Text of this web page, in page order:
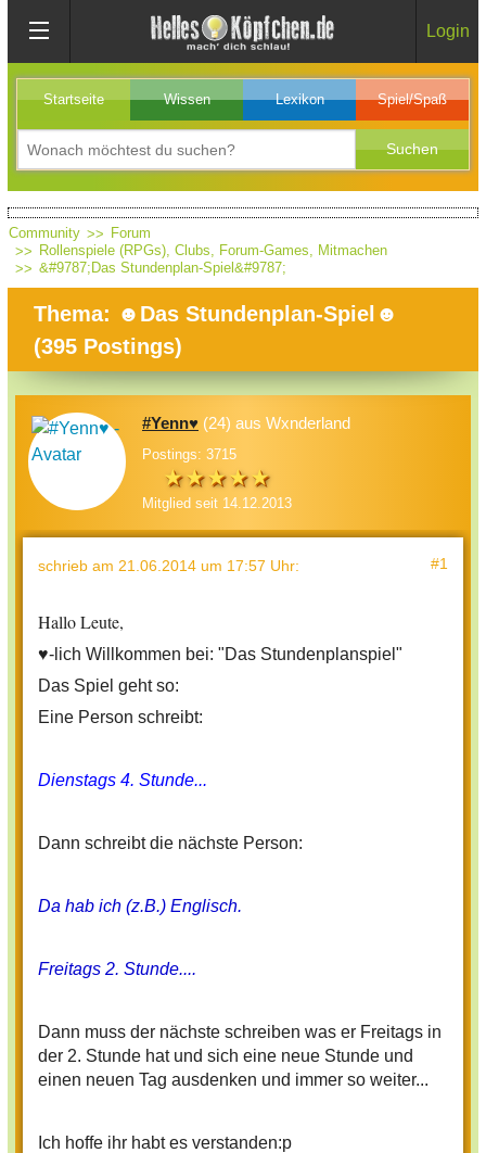
Login
Startseite Wissen Lexikon Spiel/Spaß
Community
Forum
Rollenspiele (RPGs), Clubs, Forum-Games, Mitmachen
&#9787;Das Stundenplan-Spiel&#9787;
Thema: ☻Das Stundenplan-Spiel☻
(395 Postings)
#Yenn♥ (24) aus Wxnderland
Postings: 3715
Mitglied seit 14.12.2013
schrieb am 21.06.2014 um 17:57 Uhr: #1
Hallo Leute,
♥-lich Willkommen bei: "Das Stundenplanspiel"
Das Spiel geht so:
Eine Person schreibt:
Dienstags 4. Stunde...
Dann schreibt die nächste Person:
Da hab ich (z.B.) Englisch.
Freitags 2. Stunde....
Dann muss der nächste schreiben was er Freitags in
der 2. Stunde hat und sich eine neue Stunde und
einen neuen Tag ausdenken und immer so weiter...
Ich hoffe ihr habt es verstanden:p